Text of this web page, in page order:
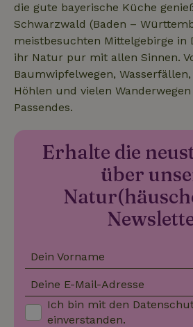
die gute bayerische Küche
Schwarzwald (Baden –
meistbesuchten Mittelgebirge in
ihr Natur pur mit allen Sinnen.
Baumwipfelwegen,
Höhlen und vielen
Passendes.
Erhalte die
über
Dein Vorname
Deine E-Mail-Adresse
Ich bin mit den
einverstanden.
_cfuvid